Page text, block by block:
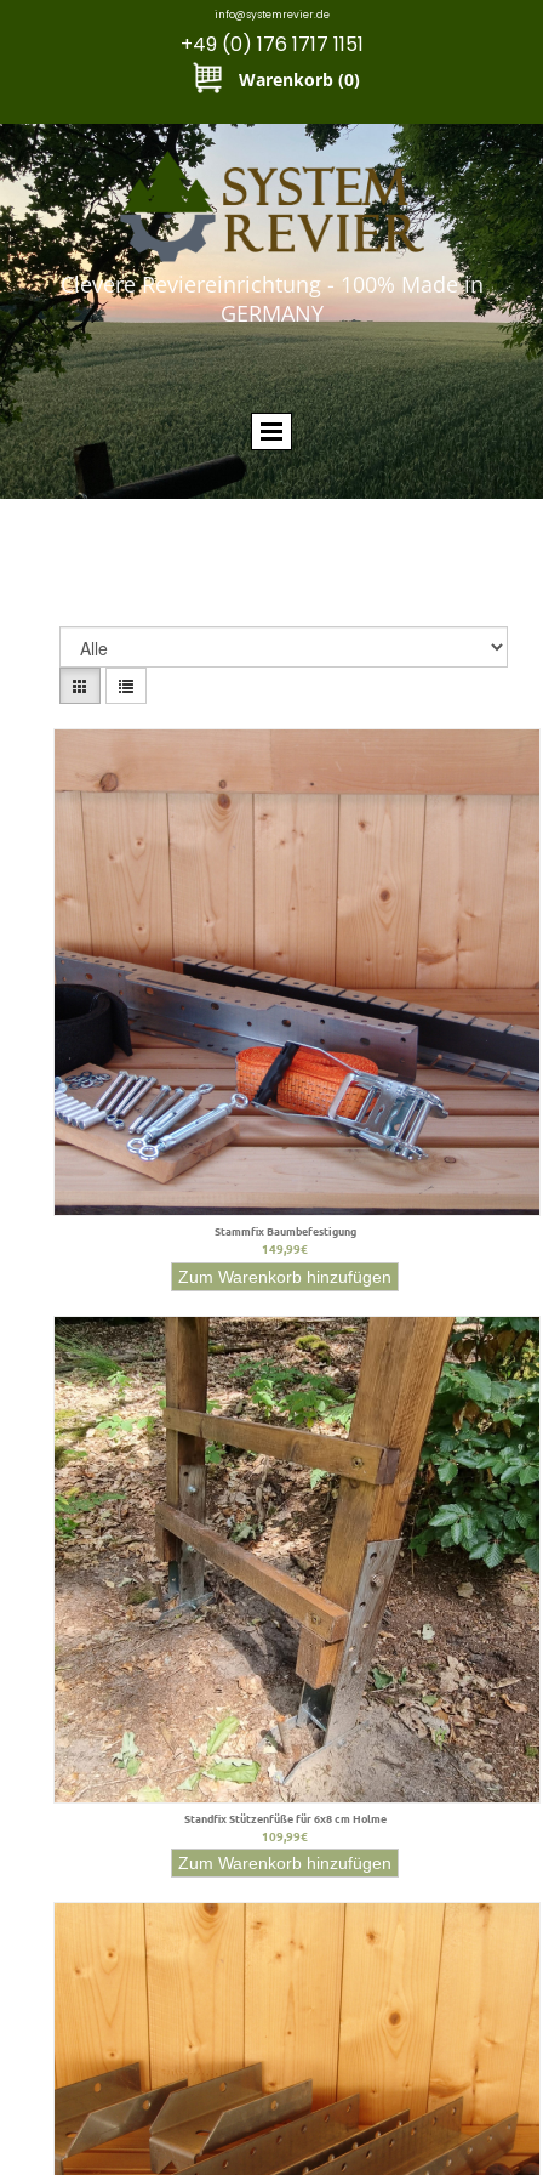
info@systemrevier.de
+49 (0) 176 1717 1151
Warenkorb (0)
Clevere Reviereinrichtung - 100% Made in
GERMANY
Stammfix Baumbefestigung
149,99€
Zum Warenkorb hinzufügen
Standfix Stützenfüße für 6x8 cm Holme
109,99€
Zum Warenkorb hinzufügen